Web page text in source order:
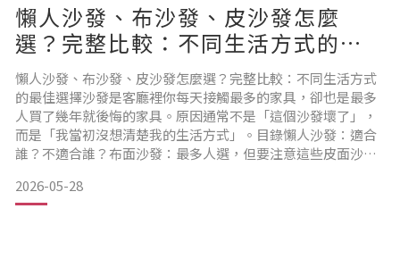
懶人沙發、布沙發、皮沙發怎麼
選？完整比較：不同生活方式的最
佳選擇
懶人沙發、布沙發、皮沙發怎麼選？完整比較：不同生活方式
的最佳選擇沙發是客廳裡你每天接觸最多的家具，卻也是最多
人買了幾年就後悔的家具。原因通常不是「這個沙發壞了」，
而是「我當初沒想清楚我的生活方式」。目錄懶人沙發：適合
誰？不適合誰？布面沙發：最多人選，但要注意這些皮面沙
選哪一種第一章：懶人沙發——適合誰？不適合誰？懶人沙發
的設計哲學：讓你的身體找到自己最舒服的姿勢，而不是維持
2026-05-28